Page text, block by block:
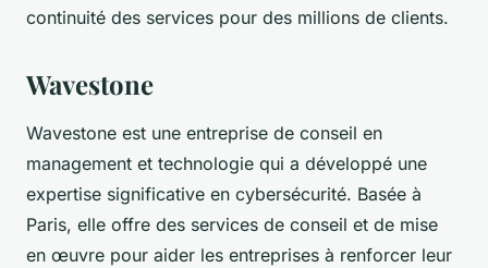
continuité des services pour des millions de clients.
Wavestone
Wavestone est une entreprise de conseil en
management et technologie qui a développé une
expertise significative en cybersécurité. Basée à
Paris, elle offre des services de conseil et de mise
en œuvre pour aider les entreprises à renforcer leur